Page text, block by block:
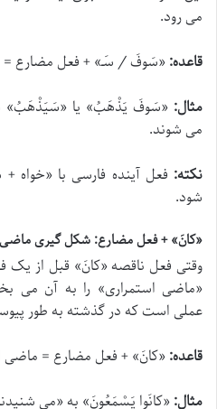
می رود.
قاعده:«سَوفَ / س‍َـ» + فعل مضارع =
مثال: «سَوفَ یَذْهَبُ» یا «سَیَذْهَبُ»
می شوند.
نکته: فعل آینده فارسی با
شود.
«کانَ» + فعل مضارع: شکل گیری ماضی
وقتی فعل ناقصه «کانَ» قبل از یک
«ماضی استمراری» را به آن می
عملی است که در گذشته به طور
قاعده:«کانَ» + فعل مضارع = ماضی
مثال:«کانَوا یَسْمَعُونَ» به «می